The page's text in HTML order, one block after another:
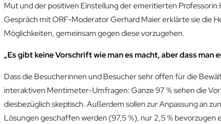
Mut und der positiven Einstellung der emeritierten Professorin
Gespräch mit ORF-Moderator Gerhard Maier erklärte sie die
Möglichkeiten, gemeinsam gegen diese vorzugehen.
„Es gibt keine Vorschrift wie man es macht, aber dass man
Dass die Besucherinnen und Besucher sehr offen für die
interaktiven Mentimeter-Umfragen: Ganze 97 % sehen die
diesbezüglich skeptisch. Außerdem sollen zur Anpassung an
Lösungen geschaffen werden (97,5 %), nur 2,5 % bevorzugen